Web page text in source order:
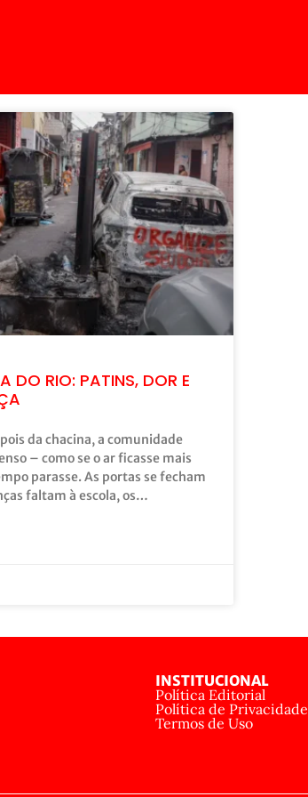
DO RIO: PATINS, DOR E
da chacina, a comunidade
– como se o ar ficasse mais
parasse. As portas se fecham
faltam à escola, os…
INSTITUCIONAL
Política Editorial
Política de Privacidade
Termos de Uso